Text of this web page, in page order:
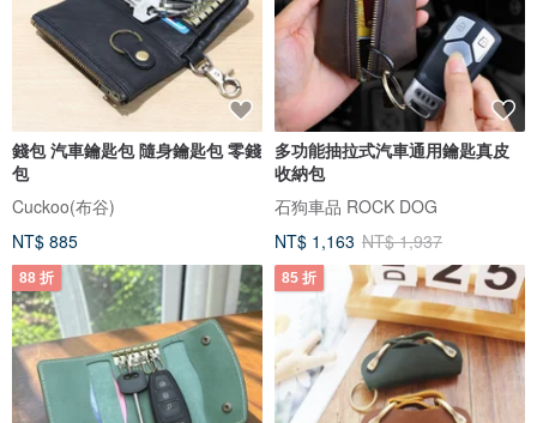
錢包 汽車鑰匙包 隨身鑰匙包 零錢
包
Cuckoo(布谷)
NT$ 885
多功能抽拉式汽車通用鑰匙真皮
收納包
石狗車品 ROCK DOG
NT$ 1,163 NT$ 1,937
88 折 85 折